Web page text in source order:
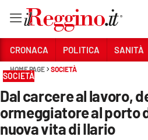
Sezioni
CRONACA
POLITICA
CRONACA POLITICA SANITÀ
HOME PAGE SOCIETÀ
SOCIETÀ
Dal carcere al lavoro,
ormeggiatore al porto
nuova vita di Ilario